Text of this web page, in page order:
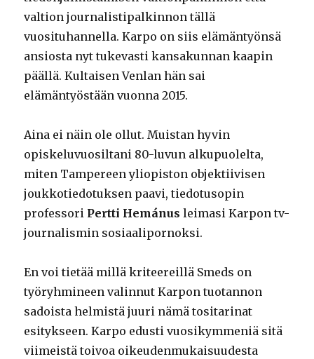
valtion journalistipalkinnon tällä
vuosituhannella. Karpo on siis elämäntyönsä
ansiosta nyt tukevasti kansakunnan kaapin
päällä. Kultaisen Venlan hän sai
elämäntyöstään vuonna 2015.
Aina ei näin ole ollut. Muistan hyvin
opiskeluvuosiltani 80-luvun alkupuolelta,
miten Tampereen yliopiston objektiivisen
joukkotiedotuksen paavi, tiedotusopin
professori Pertti Hemánus leimasi Karpon tv-
journalismin sosiaalipornoksi.
En voi tietää millä kriteereillä Smeds on
työryhmineen valinnut Karpon tuotannon
sadoista helmistä juuri nämä tositarinat
esitykseen. Karpo edusti vuosikymmeniä sitä
viimeistä toivoa oikeudenmukaisuudesta